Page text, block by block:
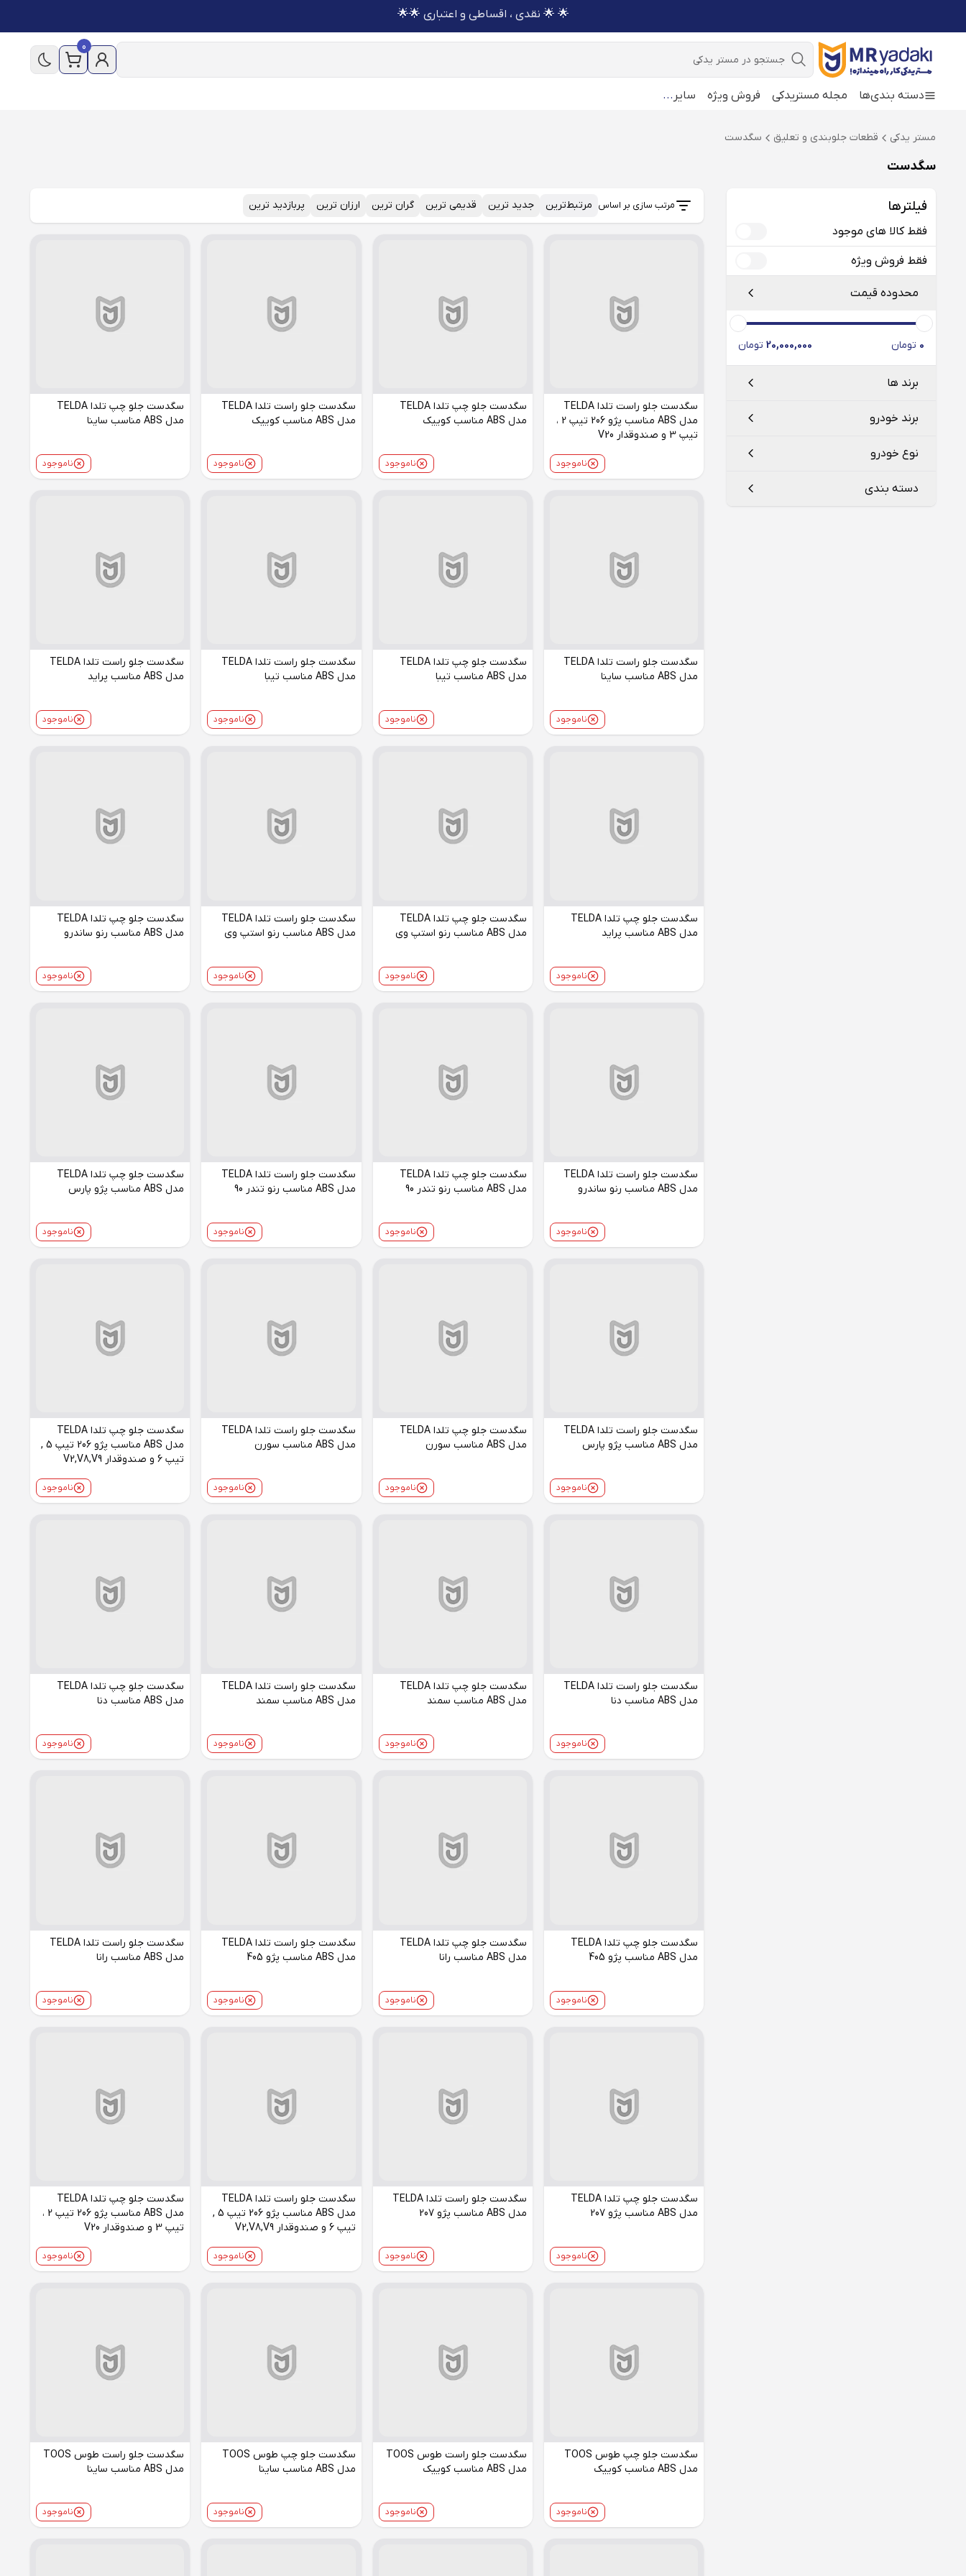
🌟 🌟 نقدی ، اقساطی و اعتباری 🌟🌟
جستجو
0
دسته بندی‌ها مجله مستریدکی فروش ویژه سایر ...
مستر یدکی قطعات جلوبندی و تعلیق سگدست
سگدست
فیلترها
فقط کالا های موجود
فقط فروش ویژه
محدوده قیمت
0 تومان 20,000,000 تومان
برند ها
تلدا
Telda
برند خودرو
نوع خودرو
دسته بندی
مرتب سازی بر اساس مرتبط‌ترین جدید ترین قدیمی ترین گران ترین ارزان ترین پربازدید ترین
سگدست جلو راست تلدا TELDA
مدل ABS مناسب پژو 206 تیپ 2 ،
تیپ 3 و صندوقدار V20
ناموجود
سگدست جلو چپ تلدا TELDA
مدل ABS مناسب کوییک
ناموجود
سگدست جلو راست تلدا TELDA
مدل ABS مناسب کوییک
ناموجود
سگدست جلو چپ تلدا TELDA
مدل ABS مناسب ساینا
ناموجود
سگدست جلو راست تلدا TELDA
مدل ABS مناسب ساینا
ناموجود
سگدست جلو چپ تلدا TELDA
مدل ABS مناسب تیبا
ناموجود
سگدست جلو راست تلدا TELDA
مدل ABS مناسب تیبا
ناموجود
سگدست جلو راست تلدا TELDA
مدل ABS مناسب پراید
ناموجود
سگدست جلو چپ تلدا TELDA
مدل ABS مناسب پراید
ناموجود
سگدست جلو چپ تلدا TELDA
مدل ABS مناسب رنو استپ وی
ناموجود
سگدست جلو راست تلدا TELDA
مدل ABS مناسب رنو استپ وی
ناموجود
سگدست جلو چپ تلدا TELDA
مدل ABS مناسب رنو ساندرو
ناموجود
سگدست جلو راست تلدا TELDA
مدل ABS مناسب رنو ساندرو
ناموجود
سگدست جلو چپ تلدا TELDA
مدل ABS مناسب رنو تندر 90
ناموجود
سگدست جلو راست تلدا TELDA
مدل ABS مناسب رنو تندر 90
ناموجود
سگدست جلو چپ تلدا TELDA
مدل ABS مناسب پژو پارس
ناموجود
سگدست جلو راست تلدا TELDA
مدل ABS مناسب پژو پارس
ناموجود
سگدست جلو چپ تلدا TELDA
مدل ABS مناسب سورن
ناموجود
سگدست جلو راست تلدا TELDA
مدل ABS مناسب سورن
ناموجود
سگدست جلو چپ تلدا TELDA
مدل ABS مناسب پژو 206 تیپ 5 ,
تیپ 6 و صندوقدار V2,V8,V9
ناموجود
سگدست جلو راست تلدا TELDA
مدل ABS مناسب دنا
ناموجود
سگدست جلو چپ تلدا TELDA
مدل ABS مناسب سمند
ناموجود
سگدست جلو راست تلدا TELDA
مدل ABS مناسب سمند
ناموجود
سگدست جلو چپ تلدا TELDA
مدل ABS مناسب دنا
ناموجود
سگدست جلو چپ تلدا TELDA
مدل ABS مناسب پژو 405
ناموجود
سگدست جلو چپ تلدا TELDA
مدل ABS مناسب رانا
ناموجود
سگدست جلو راست تلدا TELDA
مدل ABS مناسب پژو 405
ناموجود
سگدست جلو راست تلدا TELDA
مدل ABS مناسب رانا
ناموجود
سگدست جلو چپ تلدا TELDA
مدل ABS مناسب پژو 207
ناموجود
سگدست جلو راست تلدا TELDA
مدل ABS مناسب پژو 207
ناموجود
سگدست جلو راست تلدا TELDA
مدل ABS مناسب پژو 206 تیپ 5 ,
تیپ 6 و صندوقدار V2,V8,V9
ناموجود
سگدست جلو چپ تلدا TELDA
مدل ABS مناسب پژو 206 تیپ 2 ،
تیپ 3 و صندوقدار V20
ناموجود
سگدست جلو چپ طوس TOOS
مدل ABS مناسب کوییک
ناموجود
سگدست جلو راست طوس TOOS
مدل ABS مناسب کوییک
ناموجود
سگدست جلو چپ طوس TOOS
مدل ABS مناسب ساینا
ناموجود
سگدست جلو راست طوس TOOS
مدل ABS مناسب ساینا
ناموجود